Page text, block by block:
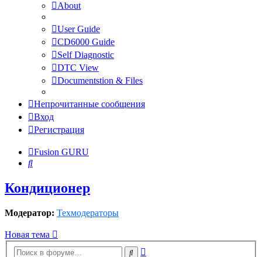
About
User Guide
CD6000 Guide
Self Diagnostic
DTC View
Documentstion & Files
Непрочитанные сообщения
Вход
Регистрация
Fusion GURU
Поиск
Кондиционер
Модератор: Техмодераторы
Новая тема
Поиск